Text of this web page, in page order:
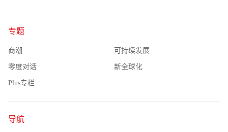
专题
商潮 可持续发展
零度对话 新全球化
Plus专栏
导航